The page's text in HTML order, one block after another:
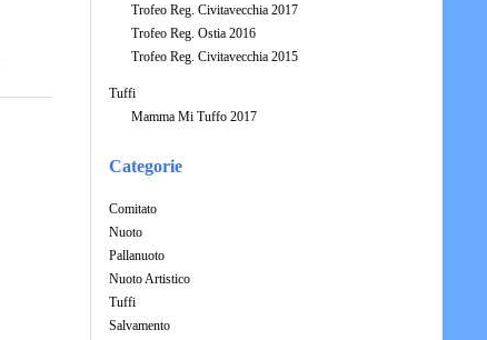
Trofeo Reg. Civitavecchia 2017
Trofeo Reg. Ostia 2016
Trofeo Reg. Civitavecchia 2015
Tuffi
Mamma Mi Tuffo 2017
Categorie
Comitato
Nuoto
Pallanuoto
Nuoto Artistico
Tuffi
Salvamento